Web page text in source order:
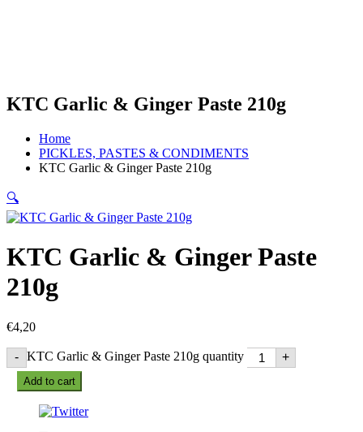
KTC Garlic & Ginger Paste 210g
Home
PICKLES, PASTES & CONDIMENTS
KTC Garlic & Ginger Paste 210g
🔍
KTC Garlic & Ginger Paste
210g
€4,20
- KTC Garlic & Ginger Paste 210g quantity +
Add to cart